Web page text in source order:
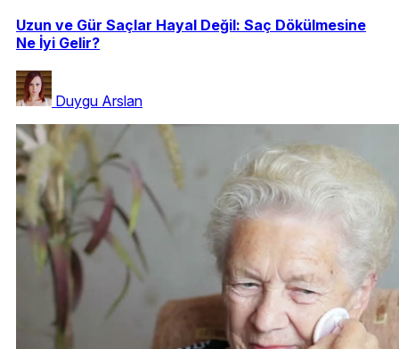
Uzun ve Gür Saçlar Hayal Değil: Saç Dökülmesine
Ne İyi Gelir?
Duygu Arslan